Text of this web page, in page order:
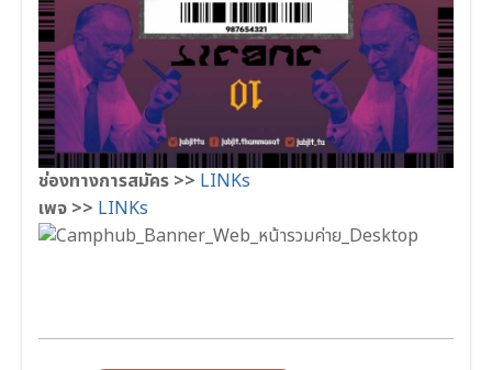
ช่องทางการสมัคร >> LINKs
เพจ >> LINKs